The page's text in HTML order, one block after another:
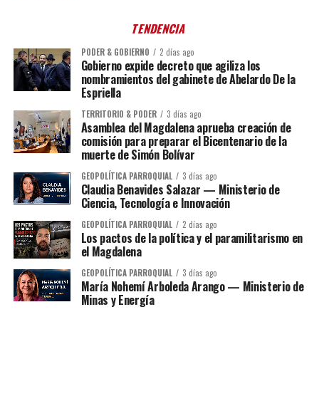
TENDENCIA
PODER & GOBIERNO 2 días ago
Gobierno expide decreto que agiliza los
nombramientos del gabinete de Abelardo De la
Espriella
TERRITORIO & PODER 3 días ago
Asamblea del Magdalena aprueba creación de
comisión para preparar el Bicentenario de la
muerte de Simón Bolívar
GEOPOLÍTICA PARROQUIAL 3 días ago
Claudia Benavides Salazar — Ministerio de
Ciencia, Tecnología e Innovación
GEOPOLÍTICA PARROQUIAL 2 días ago
Los pactos de la política y el paramilitarismo en
el Magdalena
GEOPOLÍTICA PARROQUIAL 3 días ago
María Nohemí Arboleda Arango — Ministerio de
Minas y Energía